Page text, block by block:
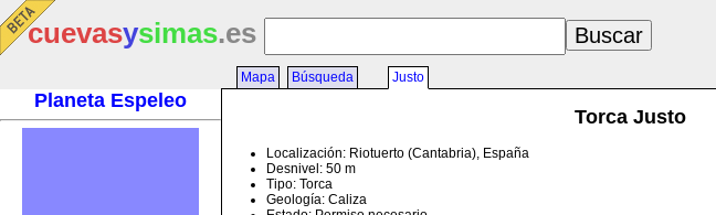
cuevasysimas.es
Planeta Espeleo
Mapa Búsqueda Justo
Torca Justo
Localización: Riotuerto (Cantabria), España
Desnivel: 50 m
Tipo: Torca
Geología: Caliza